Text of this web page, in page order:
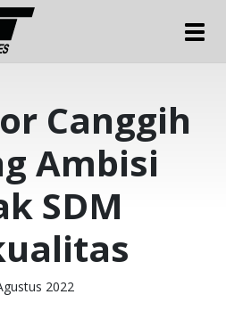
Canggih
Ambisi
SDM
2022